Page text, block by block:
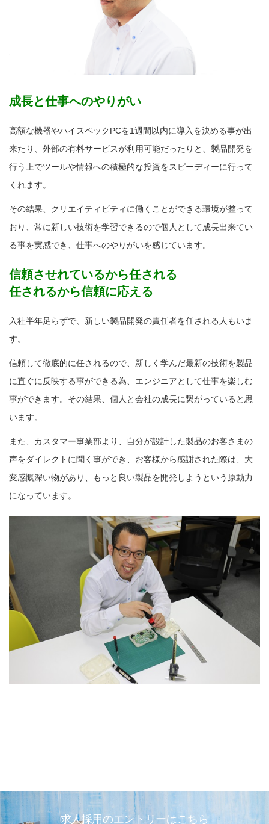
成長と仕事へのやりがい
高額な機器やハイスペックPCを1週間以内に導入を決める事が出
来たり、外部の有料サービスが利用可能だったりと、製品開発を
行う上でツールや情報への積極的な投資をスピーディーに行って
くれます。
その結果、クリエイティビティに働くことができる環境が整って
おり、常に新しい技術を学習できるので個人として成長出来てい
る事を実感でき、仕事へのやりがいを感じています。
信頼させれているから任される
任されるから信頼に応える
入社半年足らずで、新しい製品開発の責任者を任される人もいま
す。
信頼して徹底的に任されるので、新しく学んだ最新の技術を製品
に直ぐに反映する事ができる為、エンジニアとして仕事を楽しむ
事ができます。その結果、個人と会社の成長に繋がっていると思
います。
また、カスタマー事業部より、自分が設計した製品のお客さまの
声をダイレクトに聞く事ができ、お客様から感謝された際は、大
変感慨深い物があり、もっと良い製品を開発しようという原動力
になっています。
求人採用のエントリーはこちら